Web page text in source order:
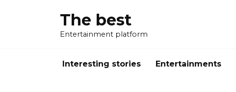
The best
Entertainment platform
Interesting stories Entertainments